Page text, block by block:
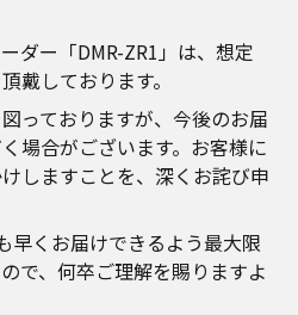
ダー「DMR-ZR1」は、想定
戴しております。
っておりますが、今後のお届
場合がございます。お客様に
しますことを、深くお詫び申
早くお届けできるよう最大限
で、何卒ご理解を賜りますよ